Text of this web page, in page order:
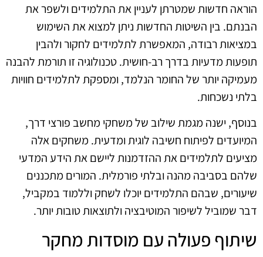
הוראה חדשות שמטרתן לעניין את התלמידים ולשפר את
הבנתם. בין השיטות החדשות ניתן למצוא את השימוש
במציאות רבודה, המאפשרת לתלמידים לחקור ולהבין
תופעות מדעיות בדרך רב-חושית. טכנולוגיה זו תורמת להבנה
מעמיקה יותר של החומר הנלמד, ומספקת לתלמידים חוויות
בלתי נשכחות.
בנוסף, ישנה מגמת שילוב של משחקי מחשב פורצי דרך,
המיועדים לפיתוח חשיבה לוגית ומדעית. משחקים אלה
מציעים לתלמידים את ההזדמנות ליישם את הידע המדעי
שלהם בסביבה מהנה ובלתי פורמלית. המורים מתכננים
שיעורים, שבהם התלמידים יוכלו לשחק וללמוד במקביל,
דבר שמוביל לשיפור המוטיבציה ולתוצאות טובות יותר.
שיתוף פעולה עם מוסדות מחקר